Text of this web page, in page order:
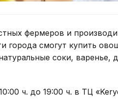
фермеров и
города смогут купить
соки, варенье,
ч. до 19:00 ч. в ТЦ